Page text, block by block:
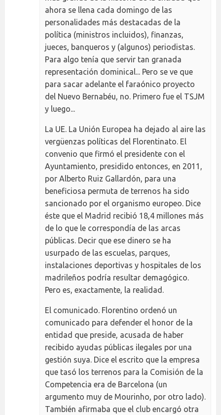
ahora se llena cada domingo de las
personalidades más destacadas de la
política (ministros incluidos), finanzas,
jueces, banqueros y (algunos) periodistas.
Para algo tenía que servir tan granada
representación dominical... Pero se ve que
para sacar adelante el faraónico proyecto
del Nuevo Bernabéu, no. Primero fue el TSJM
y luego...
La UE. La Unión Europea ha dejado al aire las
vergüenzas políticas del Florentinato. El
convenio que firmó el presidente con el
Ayuntamiento, presidido entonces, en 2011,
por Alberto Ruiz Gallardón, para una
beneficiosa permuta de terrenos ha sido
sancionado por el organismo europeo. Dice
éste que el Madrid recibió 18,4 millones más
de lo que le correspondía de las arcas
públicas. Decir que ese dinero se ha
usurpado de las escuelas, parques,
instalaciones deportivas y hospitales de los
madrileños podría resultar demagógico.
Pero es, exactamente, la realidad.
El comunicado. Florentino ordenó un
comunicado para defender el honor de la
entidad que preside, acusada de haber
recibido ayudas públicas ilegales por una
gestión suya. Dice el escrito que la empresa
que tasó los terrenos para la Comisión de la
Competencia era de Barcelona (un
argumento muy de Mourinho, por otro lado).
También afirmaba que el club encargó otra